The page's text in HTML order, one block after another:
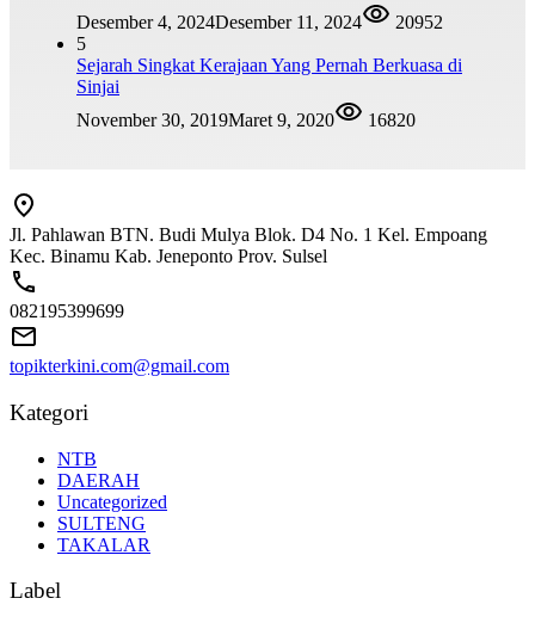
Desember 4, 2024Desember 11, 2024
20952
5
Sejarah Singkat Kerajaan Yang Pernah Berkuasa di
Sinjai
November 30, 2019Maret 9, 2020 16820
Jl. Pahlawan BTN. Budi Mulya Blok. D4 No. 1 Kel. Empoang
Kec. Binamu Kab. Jeneponto Prov. Sulsel
082195399699
topikterkini.com@gmail.com
Kategori
NTB
DAERAH
Uncategorized
SULTENG
TAKALAR
Label